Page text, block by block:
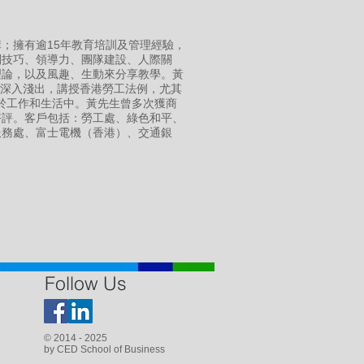
擁有逾15年教育培訓及管理經驗，
巧、領導力、團隊建設、人際關
，以及風趣、生動來分享教學。黃
入淺出，講授香港勞工法例，尤其
工作和生活中。黃先生曾多次獲商
。客戶包括：勞工處、綠色和平、
處、富士電機（香港）、交通銀
Follow Us
© 2014 - 2025
by CED School of Business